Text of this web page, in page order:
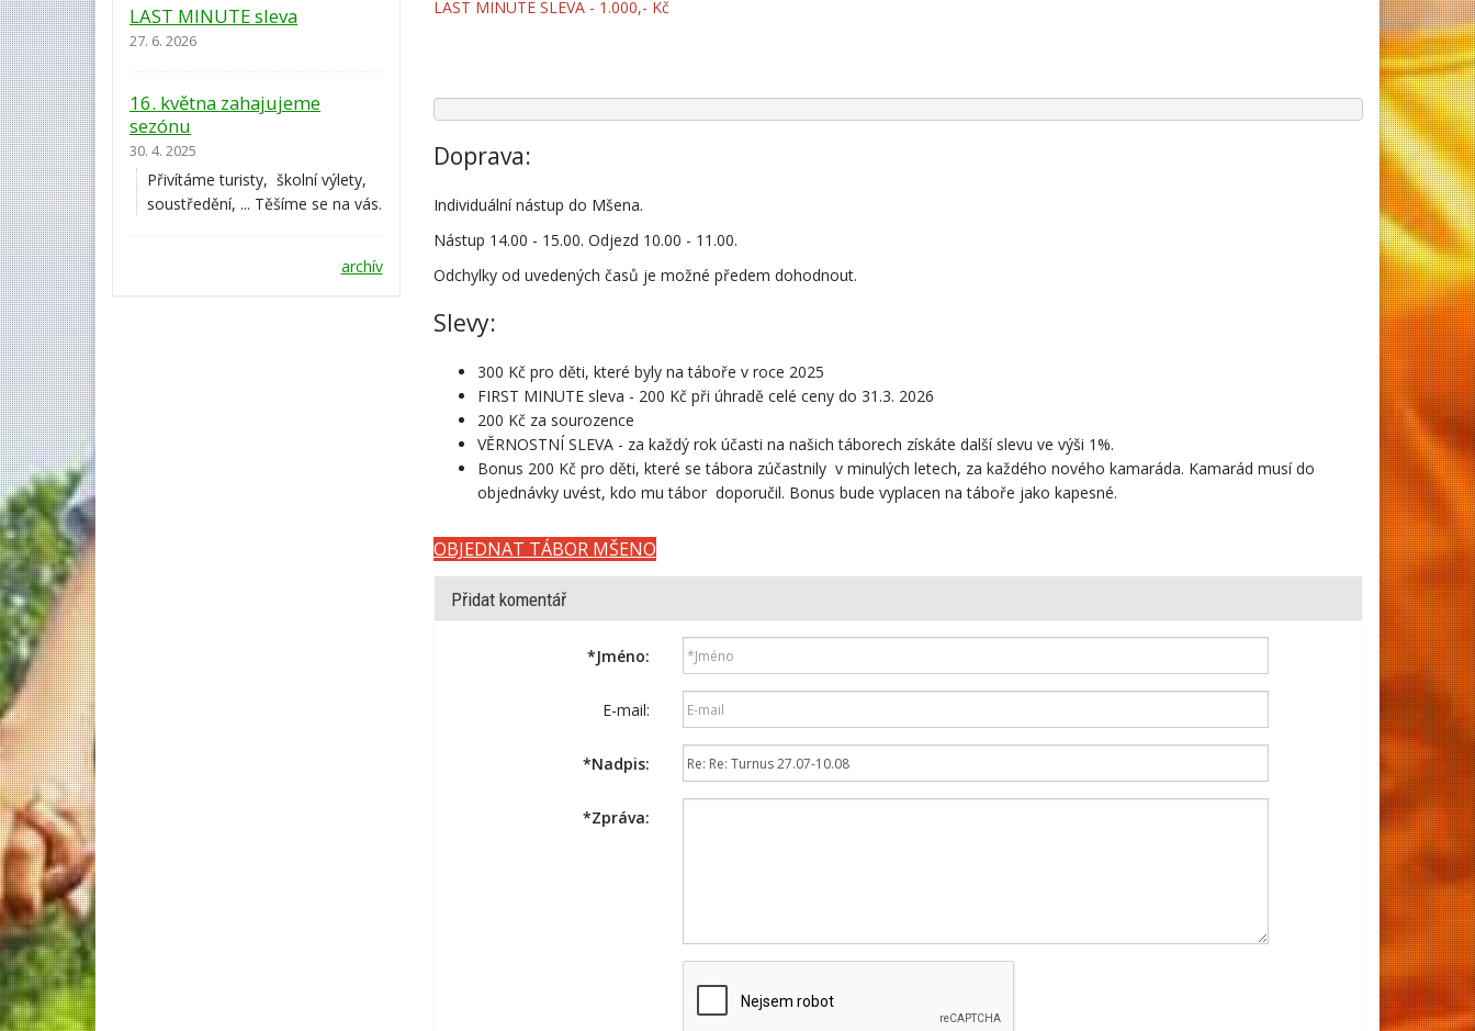
LAST MINUTE SLEVA - 1.000,- Kč
Doprava:
Individuální nástup do Mšena.
Nástup 14.00 - 15.00. Odjezd 10.00 - 11.00.
Odchylky od uvedených časů je možné předem dohodnout.
Slevy:
300 Kč pro děti, které byly na táboře v roce 2025
FIRST MINUTE sleva - 200 Kč při úhradě celé ceny do 31.3. 2026
200 Kč za sourozence
VĚRNOSTNÍ SLEVA - za každý rok účasti na našich táborech získáte další slevu ve výši 1%.
Bonus 200 Kč pro děti, které se tábora zúčastnily v minulých letech, za každého nového kamaráda. Kamarád musí do
objednávky uvést, kdo mu tábor doporučil. Bonus bude vyplacen na táboře jako kapesné.
OBJEDNAT TÁBOR MŠENO
Přidat komentář
*Jméno:
E-mail:
*Nadpis:
*Zpráva:
LAST MINUTE sleva
27. 6. 2026
16. května zahajujeme
sezónu
30. 4. 2025
Přivítáme turisty, školní výlety,
soustředění, ... Těšíme se na vás.
archív